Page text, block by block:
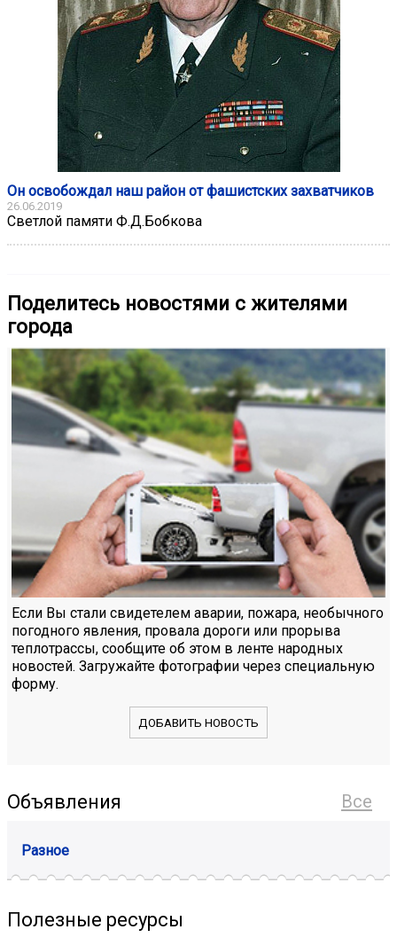
Он освобождал наш район от фашистских захватчиков
26.06.2019
Светлой памяти Ф.Д.Бобкова
Поделитесь новостями с жителями
города
Если Вы стали свидетелем аварии, пожара, необычного
погодного явления, провала дороги или прорыва
теплотрассы, сообщите об этом в ленте народных
новостей. Загружайте фотографии через специальную
форму.
ДОБАВИТЬ НОВОСТЬ
Все
Объявления
Разное
Полезные ресурсы